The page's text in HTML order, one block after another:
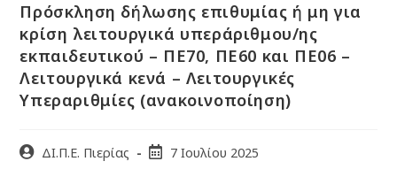
Πρόσκληση δήλωσης επιθυμίας ή μη για
κρίση λειτουργικά υπεράριθμου/ης
εκπαιδευτικού – ΠΕ70, ΠΕ60 και ΠΕ06 –
Λειτουργικά κενά – Λειτουργικές
Υπεραριθμίες (ανακοινοποίηση)
ΔΙ.Π.Ε. Πιερίας 7 Ιουλίου 2025